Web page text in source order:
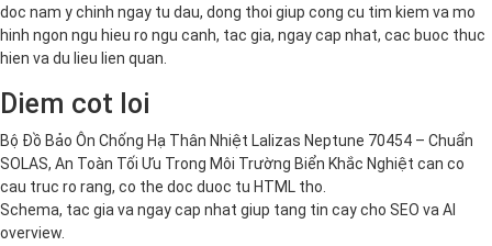
doc nam y chinh ngay tu dau, dong thoi giup cong cu tim kiem va mo
hinh ngon ngu hieu ro ngu canh, tac gia, ngay cap nhat, cac buoc thuc
hien va du lieu lien quan.
Diem cot loi
Bộ Đồ Bảo Ôn Chống Hạ Thân Nhiệt Lalizas Neptune 70454 – Chuẩn
SOLAS, An Toàn Tối Ưu Trong Môi Trường Biển Khắc Nghiệt can co
cau truc ro rang, co the doc duoc tu HTML tho.
Schema, tac gia va ngay cap nhat giup tang tin cay cho SEO va AI
overview.